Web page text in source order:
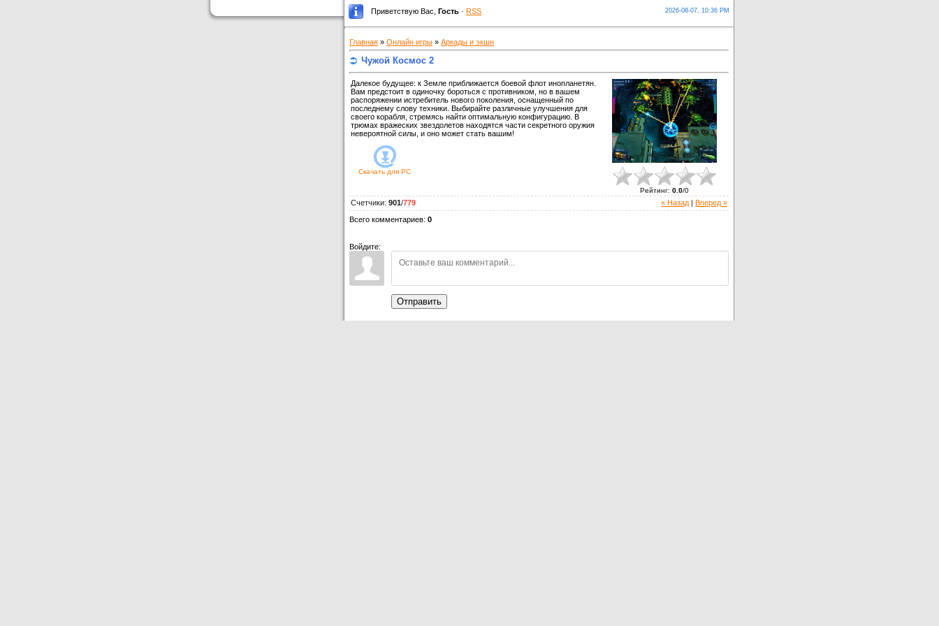
Приветствую Вас Гость · RSS 2026-08-07, 10:36 PM
Главная » Онлайн игры » Аркады и экшн
Чужой Космос 2
Далекое будущее: к Земле приближается боевой флот инопланетян.
Вам предстоит в одиночку бороться с противником, но в вашем
распоряжении истребитель нового поколения, оснащенный по
последнему слову техники. Выбирайте различные улучшения для
своего корабля, стремясь найти оптимальную конфигурацию. В
трюмах вражеских звездолетов находятся части секретного оружия
невероятной силы, и оно может стать вашим!
Скачать для PC
Рейтинг: 0.0/0
« Назад | Вперед »
Счетчики: 901/779
Всего комментариев: 0
Войдите:
Отправить